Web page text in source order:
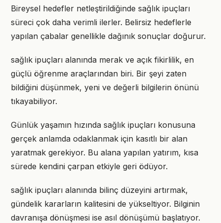
Bireysel hedefler netleştirildiğinde sağlık ipuçları
süreci çok daha verimli ilerler. Belirsiz hedeflerle
yapılan çabalar genellikle dağınık sonuçlar doğurur.
sağlık ipuçları alanında merak ve açık fikirlilik, en
güçlü öğrenme araçlarından biri. Bir şeyi zaten
bildiğini düşünmek, yeni ve değerli bilgilerin önünü
tıkayabiliyor.
Günlük yaşamın hızında sağlık ipuçları konusuna
gerçek anlamda odaklanmak için kasıtlı bir alan
yaratmak gerekiyor. Bu alana yapılan yatırım, kısa
sürede kendini çarpan etkiyle geri ödüyor.
sağlık ipuçları alanında bilinç düzeyini artırmak,
gündelik kararların kalitesini de yükseltiyor. Bilginin
davranışa dönüşmesi ise asıl dönüşümü başlatıyor.